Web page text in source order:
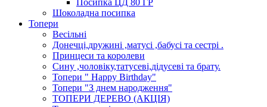
Посипка ЦД 80 ГР
Шоколадна посипка
Топери
Весільні
Донечці,дружині ,матусі ,бабусі та сестрі .
Принцеси та королеви
Сину ,чоловіку,татусеві,дідусеві та брату.
Топери " Happy Birthday"
Топери "З днем народження"
ТОПЕРИ ДЕРЕВО (АКЦІЯ)